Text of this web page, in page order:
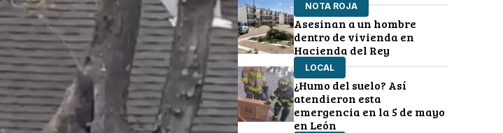
NOTA ROJA
Asesinan a un hombre
dentro de vivienda en
Hacienda del Rey
LOCAL
¿Humo del suelo? Así
atendieron esta
emergencia en la 5 de mayo
en León